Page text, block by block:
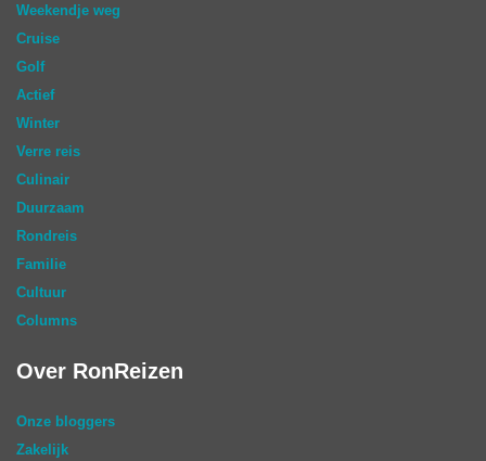
Weekendje weg
Cruise
Golf
Actief
Winter
Verre reis
Culinair
Duurzaam
Rondreis
Familie
Cultuur
Columns
Over RonReizen
Onze bloggers
Zakelijk